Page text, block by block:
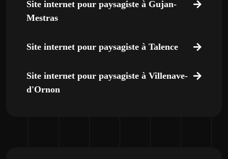
Site internet pour paysagiste à Gujan-
Mestras
Site internet pour paysagiste à Talence
Site internet pour paysagiste à Villenave-
d'Ornon